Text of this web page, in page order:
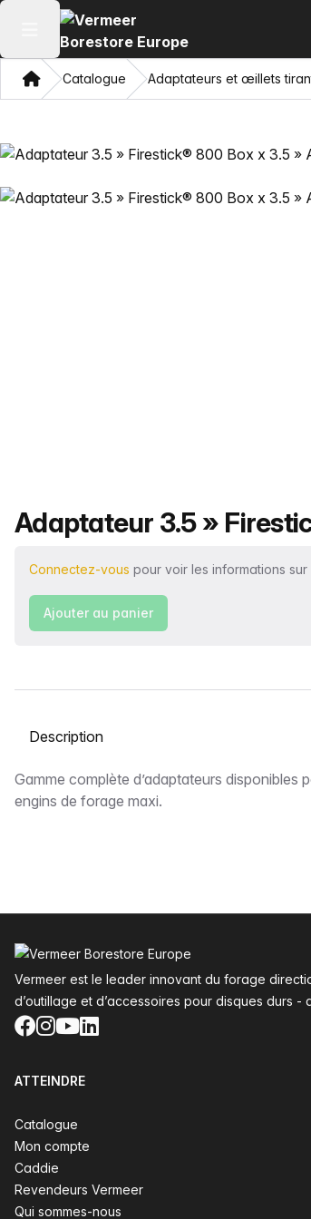
Ouvrir le menu principal
Domicile
Catalogue Adaptateurs et œillets
Nom du produit
Adaptateur 3.5 »
Connectez-vous pour voir les informations sur
Ajouter au panier
Sélectionnez un onglet
Description
Gamme complète d’adaptateurs disponibles
engins de forage maxi.
Vermeer est le leader innovant du forage
d’outillage et d’accessoires pour disques durs
Facebook
Instagram
YouTube
LinkedIn
ATTEINDRE
Catalogue
Mon compte
Caddie
Revendeurs Vermeer
Qui sommes-nous